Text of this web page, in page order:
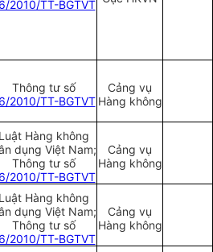
2010/TT-BGTVT
Thông tư số
2010/TT-BGTVT
Cảng vụ
Hàng không
Luật Hàng không
dụng Việt Nam;
Thông tư số
2010/TT-BGTVT
Cảng vụ
Hàng không
Luật Hàng không
dụng Việt Nam;
Thông tư số
2010/TT-BGTVT
Cảng vụ
Hàng không